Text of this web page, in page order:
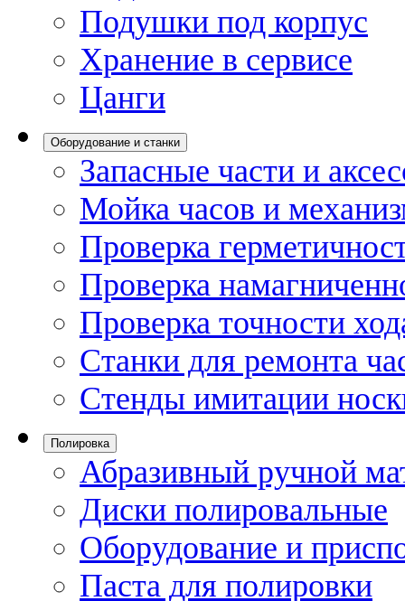
Подушки под корпус
Хранение в сервисе
Цанги
Оборудование и станки
Запасные части и
Мойка часов и
Проверка
Проверка
Проверка точности
Станки для ремонта
Стенды имитации
Полировка
Абразивный ручной
Диски полировальные
Оборудование и
Паста для полировки